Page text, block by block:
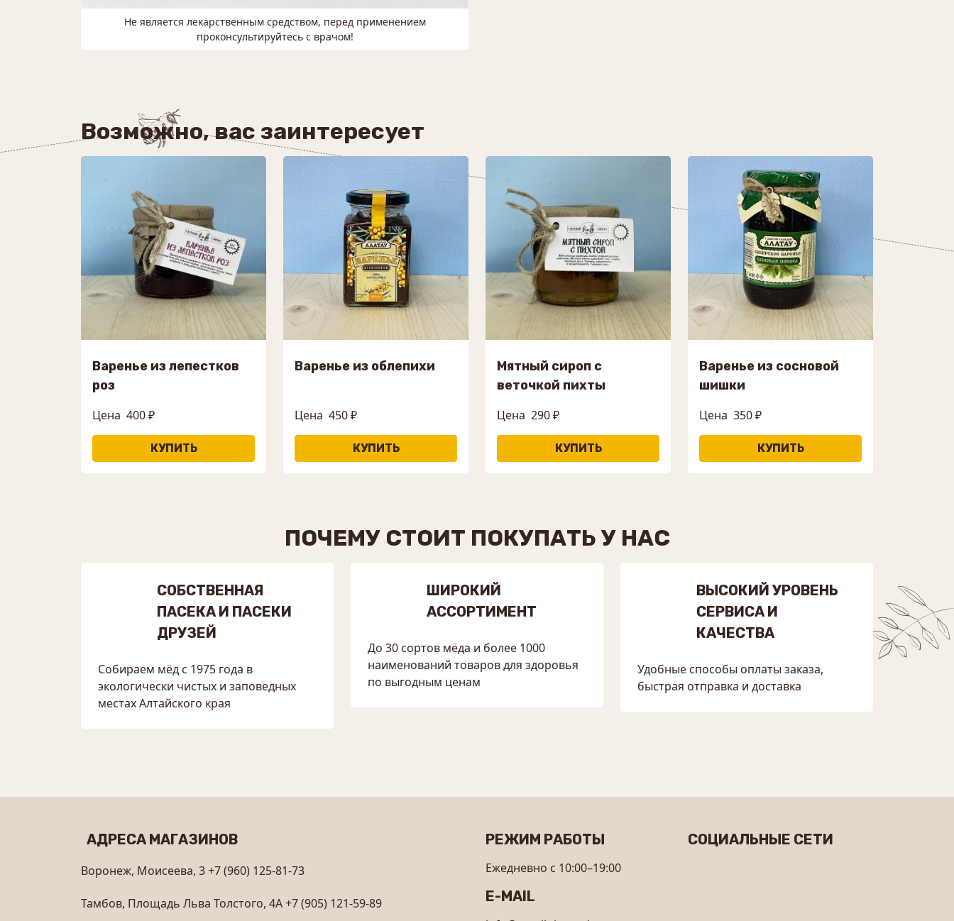
Не является лекарственным средством, перед применением
проконсультируйтесь с врачом!
Возможно, вас заинтересует
Варенье из лепестков
роз
Цена 400 ₽
Варенье из облепихи
Цена 450 ₽
Мятный сироп с
веточкой пихты
Цена 290 ₽
Варенье из сосновой
шишки
Цена 350 ₽
ПОЧЕМУ СТОИТ ПОКУПАТЬ У НАС
СОБСТВЕННАЯ
ПАСЕКА И ПАСЕКИ
ДРУЗЕЙ
Собираем мёд с 1975 года в
экологически чистых и заповедных
местах Алтайского края
ШИРОКИЙ
АССОРТИМЕНТ
До 30 сортов мёда и более 1000
наименований товаров для здоровья
по выгодным ценам
ВЫСОКИЙ УРОВЕНЬ
СЕРВИСА И
КАЧЕСТВА
Удобные способы оплаты заказа,
быстрая отправка и доставка
АДРЕСА МАГАЗИНОВ
Воронеж, Моисеева, 3+7 (960) 125-81-73
Тамбов, Площадь Льва Толстого, 4А+7 (905) 121-59-89
РЕЖИМ РАБОТЫ
Ежедневно с 10:00–19:00
E-MAIL
СОЦИАЛЬНЫЕ СЕТИ